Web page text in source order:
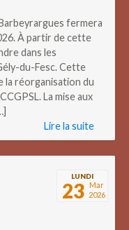
fermera
À partir de cette
dans les
du-Fesc. Cette
la réorganisation du
La mise aux
Lire la suite
LUNDI
23 Mar
2026